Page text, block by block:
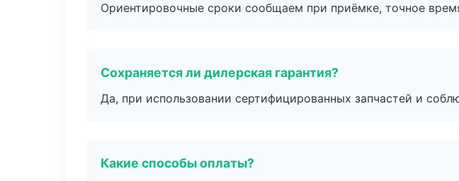
Ориентировочные сроки сообщаем при приёмке, точное
Сохраняется ли дилерская гарантия?
Да, при использовании сертифицированных запчастей и
Какие способы оплаты?